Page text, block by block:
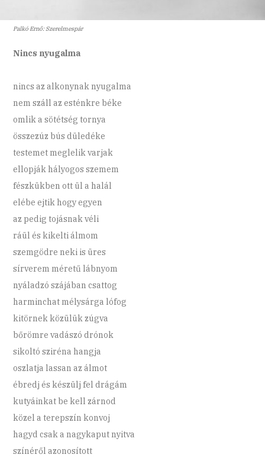
Palkó Ernő: Szerelmespár
Nincs nyugalma
nincs az alkonynak nyugalma
nem száll az esténkre béke
omlik a sötétség tornya
összezúz bús düledéke
testemet meglelik varjak
ellopják hályogos szemem
fészkükben ott ül a halál
elébe ejtik hogy egyen
az pedig tojásnak véli
ráül és kikelti álmom
szemgödre neki is üres
sírverem méretű lábnyom
nyáladzó szájában csattog
harminchat mélysárga lófog
kitörnek közülük zúgva
bőrömre vadászó drónok
sikoltó sziréna hangja
oszlatja lassan az álmot
ébredj és készülj fel drágám
kutyáinkat be kell zárnod
közel a terepszín konvoj
hagyd csak a nagykaput nyitva
színéről azonosított